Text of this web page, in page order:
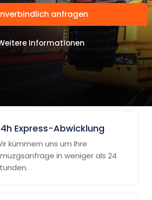
anfragen
Informationen
Express-Abwicklung
kümmern uns um Ihre
in weniger als 24